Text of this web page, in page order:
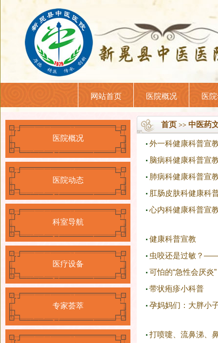
网站首页 医院概况 医
医院概况
医院动态
科室导航
医疗设备
专家荟萃
首页 >>中医药
外一科健康科普宣
脑病科健康科普宣
肺病科健康科普宣
肛肠皮肤科健康科
心内科健康科普宣
健康科普宣教
虫咬还是过敏？
可怕的“急性会厌炎
带状疱疹小科普
孕妈妈们：大胖小
打喷嚏、流鼻涕、